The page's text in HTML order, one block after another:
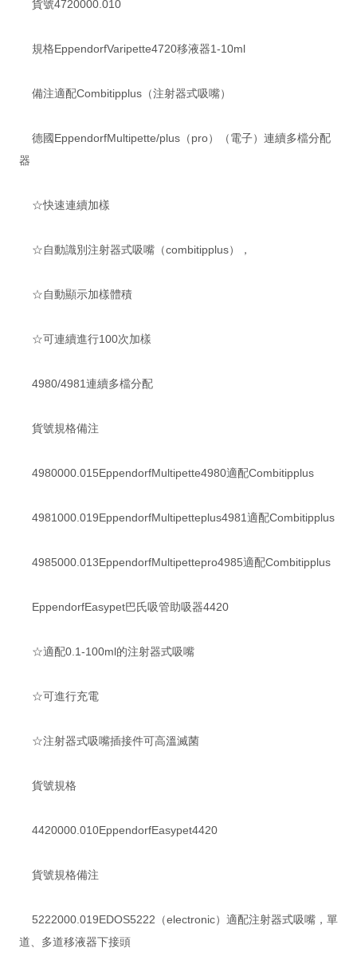
貨號4720000.010
規格EppendorfVaripette4720移液器1-10ml
備注適配Combitipplus（注射器式吸嘴）
德國EppendorfMultipette/plus（pro）（電子）連續多檔分配
器
☆快速連續加樣
☆自動識別注射器式吸嘴（combitipplus），
☆自動顯示加樣體積
☆可連續進行100次加樣
4980/4981連續多檔分配
貨號規格備注
4980000.015EppendorfMultipette4980適配Combitipplus
4981000.019EppendorfMultipetteplus4981適配Combitipplus
4985000.013EppendorfMultipettepro4985適配Combitipplus
EppendorfEasypet巴氏吸管助吸器4420
☆適配0.1-100ml的注射器式吸嘴
☆可進行充電
☆注射器式吸嘴插接件可高溫滅菌
貨號規格
4420000.010EppendorfEasypet4420
貨號規格備注
5222000.019EDOS5222（electronic）適配注射器式吸嘴，單
道、多道移液器下接頭